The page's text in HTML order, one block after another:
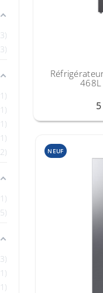
3
3
1
1
1
1
2
1
5
3
1
1
468L
NEUF